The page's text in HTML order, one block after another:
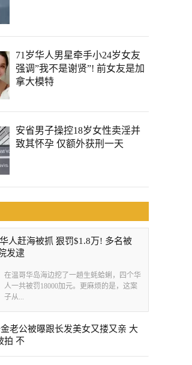
71岁华人男星牵手小24岁女友
强调”我不是谢贤”! 前女友是加
拿大模特
安省男子操控18岁女性卖淫并
致其怀孕 仅额外获刑一天
人赶海被抓 狠罚$1.8万! 多名被
发逮
在温哥华岛海边挖了一趟生蚝蛤蜊，四个华
人一共被罚18000加元。更麻烦的是，这案
子从...
老公被曝跟长发美女又搂又亲 大
拍 不